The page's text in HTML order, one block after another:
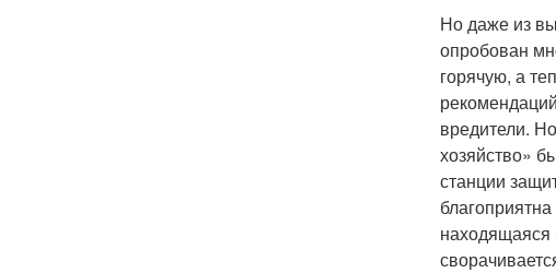
Но даже из
опробован
горячую, а
вредители.
хозяйство»
станции
находящаяся